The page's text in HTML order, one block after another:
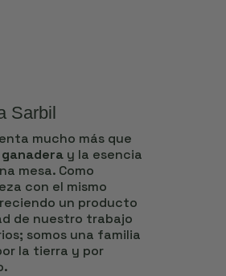
Sarbil
mucho más que
y la esencia
mesa. Como
con el mismo
un producto
de nuestro trabajo
somos una familia
la tierra y por